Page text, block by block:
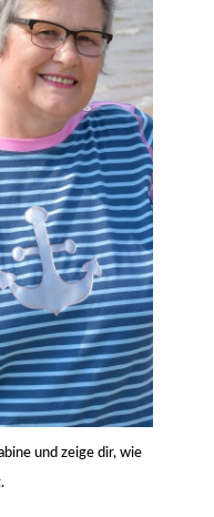
und zeige dir, wie